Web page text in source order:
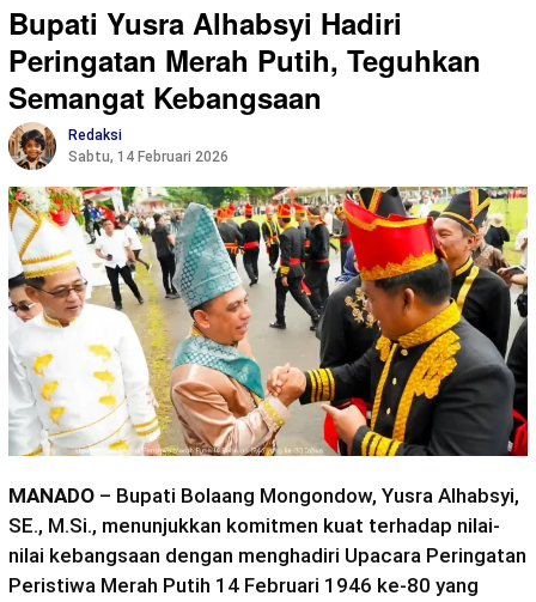
Bupati Yusra Alhabsyi Hadiri
Peringatan Merah Putih, Teguhkan
Semangat Kebangsaan
Redaksi
Sabtu, 14 Februari 2026
MANADO – Bupati Bolaang Mongondow, Yusra Alhabsyi,
SE., M.Si., menunjukkan komitmen kuat terhadap nilai-
nilai kebangsaan dengan menghadiri Upacara Peringatan
Peristiwa Merah Putih 14 Februari 1946 ke-80 yang